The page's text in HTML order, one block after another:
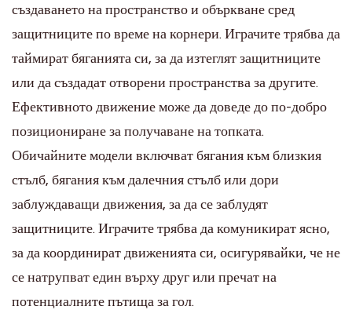
създаването на пространство и объркване сред
защитниците по време на корнери. Играчите трябва да
таймират бяганията си, за да изтеглят защитниците
или да създадат отворени пространства за другите.
Ефективното движение може да доведе до по-добро
позициониране за получаване на топката.
Обичайните модели включват бягания към близкия
стълб, бягания към далечния стълб или дори
заблуждаващи движения, за да се заблудят
защитниците. Играчите трябва да комуникират ясно,
за да координират движенията си, осигурявайки, че не
се натрупват един върху друг или пречат на
потенциалните пътища за гол.